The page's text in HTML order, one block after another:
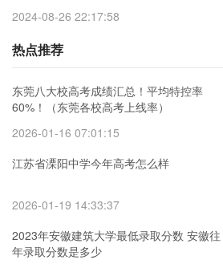
2024-08-26 22:17:58
热点推荐
东莞八大校高考成绩汇总！平均特控率
60%！（东莞各校高考上线率）
2026-01-16 07:01:15
江苏省溧阳中学今年高考怎么样
2026-01-19 14:33:37
2023年安徽建筑大学最低录取分数 安徽往
年录取分数是多少